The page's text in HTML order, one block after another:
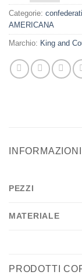
Categorie:
AMERICANA
Marchio: King and
PEZZI
MATERIALE
PRODOTTI